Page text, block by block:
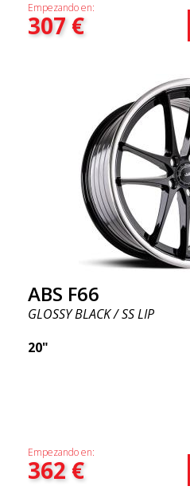
Empezando en:
307€
ABS F66
GLOSSY BLACK / SS LIP
20"
Empezando en:
362€